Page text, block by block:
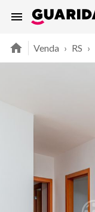
Venda › RS ›